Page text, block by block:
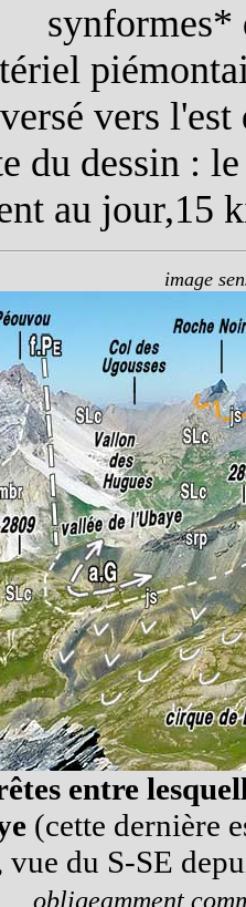
synformes*
vers
du dessin :
au jour,15
image
entre
(cette dernière
vue du S-SE
obligeamment